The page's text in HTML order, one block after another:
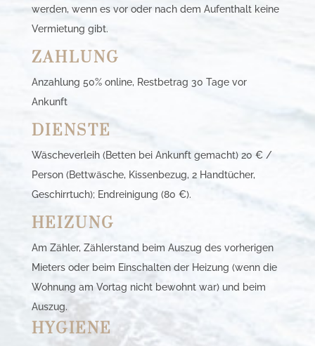
werden, wenn es vor oder nach dem Aufenthalt keine
Vermietung gibt.
ZAHLUNG
Anzahlung 50% online, Restbetrag 30 Tage vor
Ankunft
DIENSTE
Wäscheverleih (Betten bei Ankunft gemacht) 20 € /
Person (Bettwäsche, Kissenbezug, 2 Handtücher,
Geschirrtuch); Endreinigung (80 €).
HEIZUNG
Am Zähler, Zählerstand beim Auszug des vorherigen
Mieters oder beim Einschalten der Heizung (wenn die
Wohnung am Vortag nicht bewohnt war) und beim
Auszug.
HYGIENE